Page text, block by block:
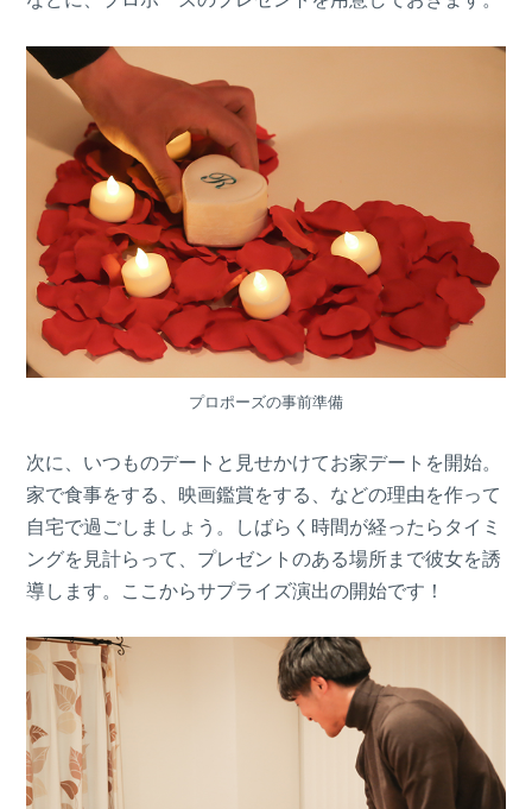
プロポーズの事前準備
次に、いつものデートと見せかけてお家デートを開始。
家で食事をする、映画鑑賞をする、などの理由を作って
自宅で過ごしましょう。しばらく時間が経ったらタイミ
ングを見計らって、プレゼントのある場所まで彼女を誘
導します。ここからサプライズ演出の開始です！